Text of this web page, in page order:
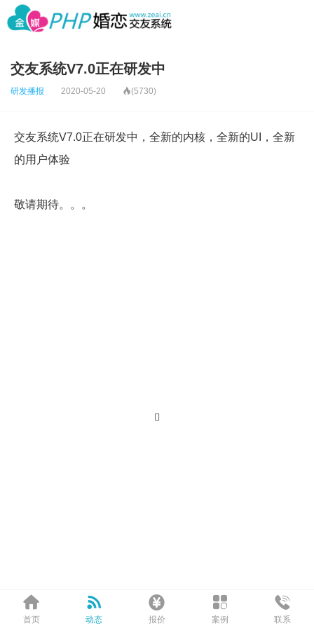
交友系统V7.0正在研发中
研发播报 2020-05-20 (5730)
交友系统V7.0正在研发中，全新的内核，全新的UI，全新
的用户体验
敬请期待。。。

首页

动态

报价

案例

联系
